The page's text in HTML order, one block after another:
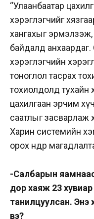
“Улаанбаатар
хэрэглэгчийг
хангахыг
байдалд
хэрэглэгчийн
тоноглол тасрах
тохиолдолд тухайн
цахилгаан эрчим
саатлыг засварлаж
Харин системийн
орох өндөр
-Салбарын
дор хаяж 23
танилцуулсан. Энэ
вэ?